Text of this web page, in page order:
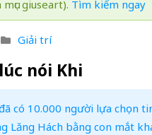
giuseart). Tìm kiếm ngay
Giải trí
nói Khi
có 10.000 người lựa chọn
Lăng Hách bằng con mắt